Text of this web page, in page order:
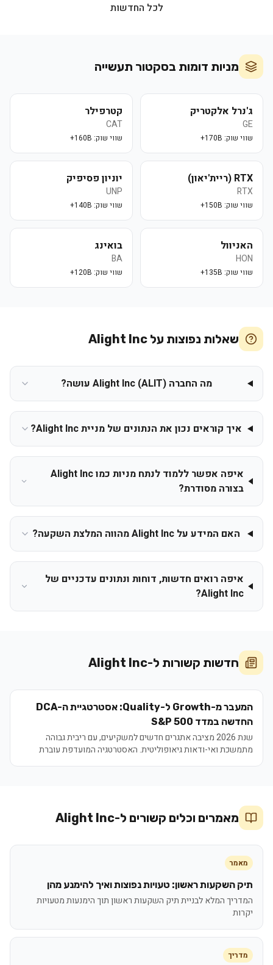
המאפשרת צבירת חשיפה שיטתית תוך מזעור
לכל החדשות
מניות דומות בסקטור תעשייה
ג'נרל אלקטריק
GE
שווי שוק: 170B+
קטרפילר
CAT
שווי שוק: 160B+
RTX (ריית'יאון)
RTX
שווי שוק: 150B+
יוניון פסיפיק
UNP
שווי שוק: 140B+
האניוול
HON
שווי שוק: 135B+
בואינג
BA
שווי שוק: 120B+
שאלות נפוצות על Alight Inc
מה החברה Alight Inc (ALIT) עושה?
איך קוראים נכון את הנתונים של מניית Alight Inc?
איפה אפשר ללמוד לנתח מניות כמו Alight Inc
בצורה מסודרת?
האם המידע על Alight Inc מהווה המלצת השקעה?
איפה רואים חדשות, דוחות ונתונים עדכניים של
Alight Inc?
חדשות קשורות ל-Alight Inc
המעבר מ-Growth ל-Quality: אסטרטגיית ה-DCA
החדשה במדד S&P 500
שנת 2026 מציבה אתגרים חדשים למשקיעים, עם ריבית גבוהה
מתמשכת ואי-ודאות גיאופוליטית. האסטרטגיה המועדפת עוברת
מאמרים וכלים קשורים ל-Alight Inc
מאמר
תיק השקעות ראשון: טעויות נפוצות ואיך להימנע מהן
המדריך המלא לבניית תיק השקעות ראשון תוך הימנעות מטעויות
יקרות
מדריך